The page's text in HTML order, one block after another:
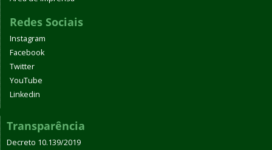
Redes Sociais
Instagram
Facebook
Twitter
YouTube
Linkedin
Transparência
Decreto 10.139/2019